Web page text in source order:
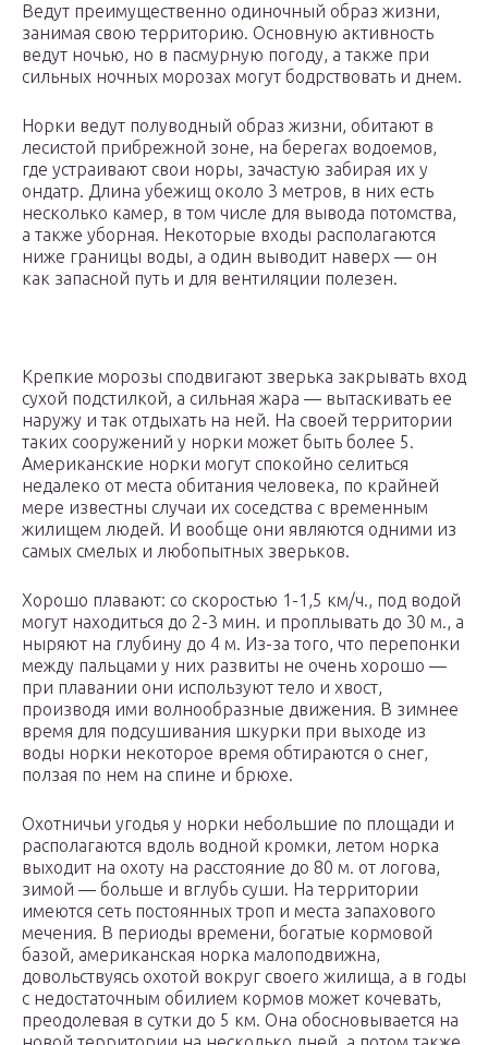
Ведут преимущественно одиночный образ жизни,
занимая свою территорию. Основную активность
ведут ночью, но в пасмурную погоду, а также при
сильных ночных морозах могут бодрствовать и днем.
Норки ведут полуводный образ жизни, обитают в
лесистой прибрежной зоне, на берегах водоемов,
где устраивают свои норы, зачастую забирая их у
ондатр. Длина убежищ около 3 метров, в них есть
несколько камер, в том числе для вывода потомства,
а также уборная. Некоторые входы располагаются
ниже границы воды, а один выводит наверх — он
как запасной путь и для вентиляции полезен.
Крепкие морозы сподвигают зверька закрывать вход
сухой подстилкой, а сильная жара — вытаскивать ее
наружу и так отдыхать на ней. На своей территории
таких сооружений у норки может быть более 5.
Американские норки могут спокойно селиться
недалеко от места обитания человека, по крайней
мере известны случаи их соседства с временным
жилищем людей. И вообще они являются одними из
самых смелых и любопытных зверьков.
Хорошо плавают: со скоростью 1-1,5 км/ч., под водой
могут находиться до 2-3 мин. и проплывать до 30 м., а
ныряют на глубину до 4 м. Из-за того, что перепонки
между пальцами у них развиты не очень хорошо —
при плавании они используют тело и хвост,
производя ими волнообразные движения. В зимнее
время для подсушивания шкурки при выходе из
воды норки некоторое время обтираются о снег,
ползая по нем на спине и брюхе.
Охотничьи угодья у норки небольшие по площади и
располагаются вдоль водной кромки, летом норка
выходит на охоту на расстояние до 80 м. от логова,
зимой — больше и вглубь суши. На территории
имеются сеть постоянных троп и места запахового
мечения. В периоды времени, богатые кормовой
базой, американская норка малоподвижна,
довольствуясь охотой вокруг своего жилища, а в годы
с недостаточным обилием кормов может кочевать,
преодолевая в сутки до 5 км. Она обосновывается на